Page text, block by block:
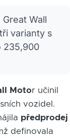
Wall
varianty s
235,900
Motor učinil
vozidel.
předprodej
definovala